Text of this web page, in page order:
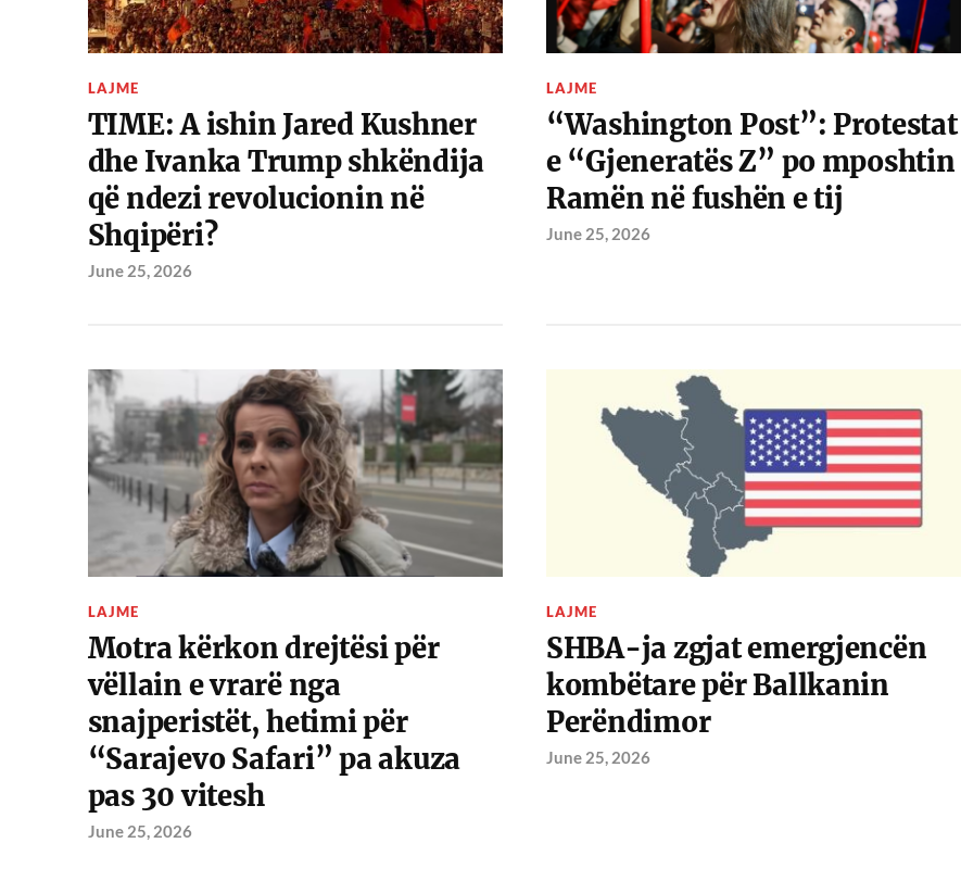
LAJME
TIME: A ishin Jared Kushner
dhe Ivanka Trump shkëndija
që ndezi revolucionin në
Shqipëri?
June 25, 2026
LAJME
“Washington Post”: Protestat
e “Gjeneratës Z” po mposhtin
Ramën në fushën e tij
June 25, 2026
LAJME
Motra kërkon drejtësi për
vëllain e vrarë nga
snajperistët, hetimi për
“Sarajevo Safari” pa akuza
pas 30 vitesh
June 25, 2026
LAJME
SHBA-ja zgjat emergjencën
kombëtare për Ballkanin
Perëndimor
June 25, 2026